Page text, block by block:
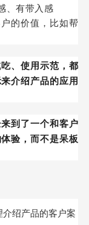
、有带入感
的价值，比如帮
、使用示范，都
介绍产品的应用
到了一个和客户
验，而不是呆板
绍产品的客户案